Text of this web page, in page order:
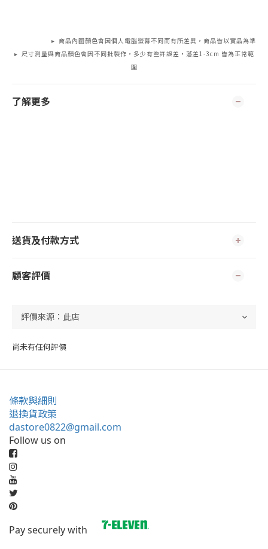
▸ 商品內圖顏色會因個人電腦螢幕不同而有所差異，商品皆以實品為準
▸ 尺寸測量與商品顏色會因不同批製作，多少有些許誤差，落差1-3cm 皆為正常範
圍
了解更多
送貨及付款方式
顧客評價
尚未有任何評價
條款與細則
退換貨政策
dastore0822@gmail.com
Follow us on
Pay securely with